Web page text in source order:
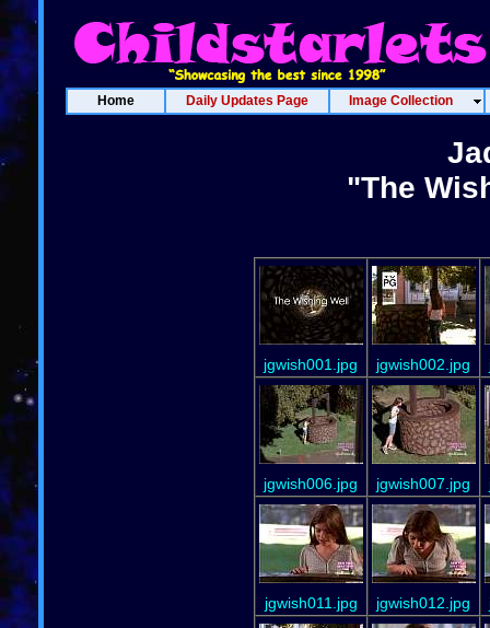
Home Daily Updates Page Image Collection
"The
jgwish001.jpg jgwish002.jpg
jgwish006.jpg jgwish007.jpg
jgwish011.jpg jgwish012.jpg